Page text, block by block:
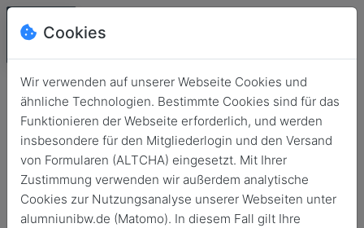
Cookies
Wir verwenden auf unserer Webseite Cookies und
ähnliche Technologien. Bestimmte Cookies sind für das
Funktionieren der Webseite erforderlich, und werden
insbesondere für den Mitgliederlogin und den Versand
von Formularen (ALTCHA) eingesetzt. Mit Ihrer
Zustimmung verwenden wir außerdem analytische
Cookies zur Nutzungsanalyse unserer Webseiten unter
alumniunibw.de (Matomo). In diesem Fall gilt Ihre